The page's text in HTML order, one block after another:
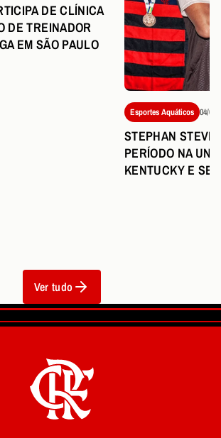
DE CLÍNICA
DE TREINADOR
EM SÃO PAULO
Esportes Aquáticos 04/08/
STEPHAN
PERÍODO NA
KENTUCKY E
Ver tudo